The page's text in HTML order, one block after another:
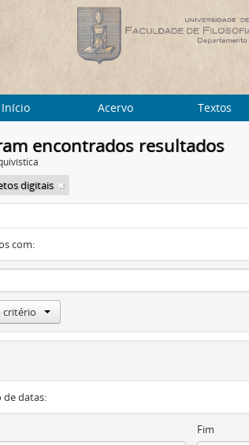
Início Acervo Textos
encontrados resultados
digitais
com:
critério
datas:
Fim